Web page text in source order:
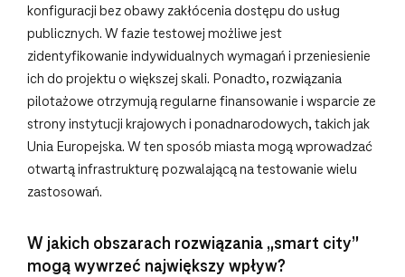
konfiguracji bez obawy zakłócenia dostępu do usług
publicznych. W fazie testowej możliwe jest
zidentyfikowanie indywidualnych wymagań i przeniesienie
ich do projektu o większej skali. Ponadto, rozwiązania
pilotażowe otrzymują regularne finansowanie i wsparcie ze
strony instytucji krajowych i ponadnarodowych, takich jak
Unia Europejska. W ten sposób miasta mogą wprowadzać
otwartą infrastrukturę pozwalającą na testowanie wielu
zastosowań.
W jakich obszarach rozwiązania „smart city”
mogą wywrzeć największy wpływ?